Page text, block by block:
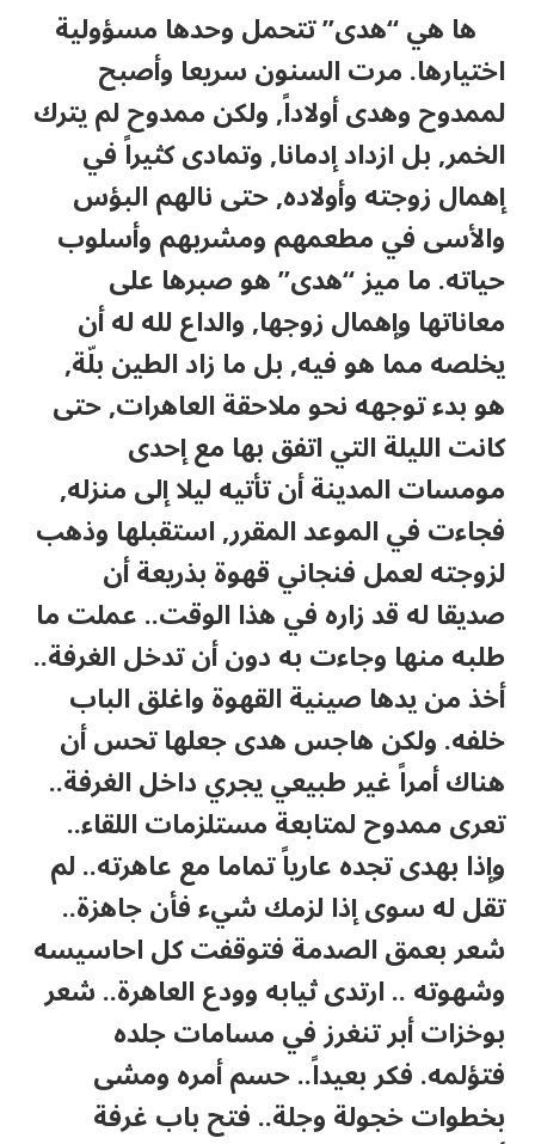
ها هي “هدى” تتحمل وحدها مسؤولية
اختيارها. مرت السنون سريعا وأصبح
لممدوح وهدى أولاداً, ولكن ممدوح لم يترك
الخمر, بل ازداد إدمانا, وتمادى كثيراً في
إهمال زوجته وأولاده, حتى نالهم البؤس
والأسى في مطعمهم ومشربهم وأسلوب
حياته. ما ميز “هدى” هو صبرها على
معاناتها وإهمال زوجها, والداع لله له أن
يخلصه مما هو فيه, بل ما زاد الطين بلّة,
هو بدء توجهه نحو ملاحقة العاهرات, حتى
كانت الليلة التي اتفق بها مع إحدى
مومسات المدينة أن تأتيه ليلا إلى منزله,
فجاءت في الموعد المقرر, استقبلها وذهب
لزوجته لعمل فنجاني قهوة بذريعة أن
صديقا له قد زاره في هذا الوقت.. عملت ما
طلبه منها وجاءت به دون أن تدخل الغرفة..
أخذ من يدها صينية القهوة واغلق الباب
خلفه. ولكن هاجس هدى جعلها تحس أن
هناك أمراً غير طبيعي يجري داخل الغرفة..
تعرى ممدوح لمتابعة مستلزمات اللقاء..
وإذا بهدى تجده عارياً تماما مع عاهرته.. لم
تقل له سوى إذا لزمك شيء فأن جاهزة..
شعر بعمق الصدمة فتوقفت كل احاسيسه
وشهوته .. ارتدى ثيابه وودع العاهرة.. شعر
بوخزات أبر تنغرز في مسامات جلده
فتؤلمه. فكر بعيداً.. حسم أمره ومشى
بخطوات خجولة وجلة.. فتح باب غرفة